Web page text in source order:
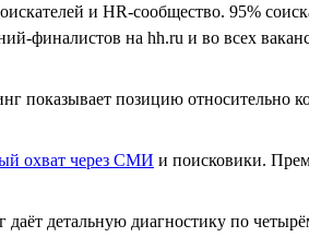
и HR-сообщество. 95%
финалистов на hh.ru и во всех
показывает позицию относительно
охват через СМИ и поисковики.
даёт детальную диагностику по